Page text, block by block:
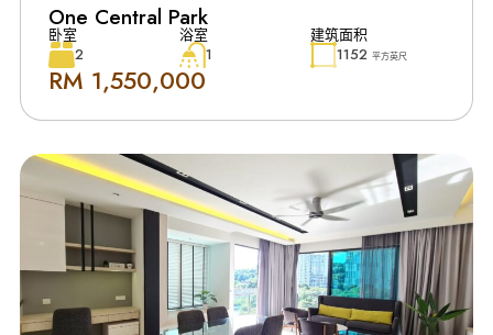
One Central Park
卧室
2
浴室
1
建筑面积
1152 平方英尺
RM 1,550,000